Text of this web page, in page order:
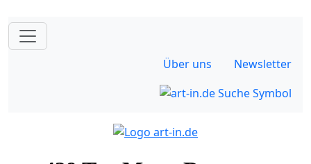
Über uns Newsletter